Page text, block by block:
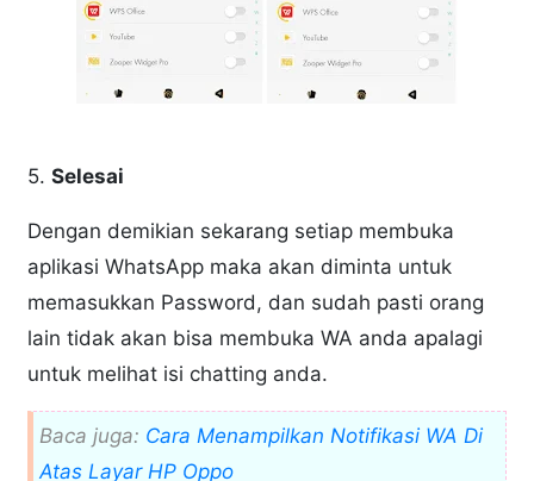
5.Selesai
Dengan demikian sekarang setiap membuka
aplikasi WhatsApp maka akan diminta untuk
memasukkan Password, dan sudah pasti orang
lain tidak akan bisa membuka WA anda apalagi
untuk melihat isi chatting anda.
Baca juga: Cara Menampilkan Notifikasi WA Di
Atas Layar HP Oppo